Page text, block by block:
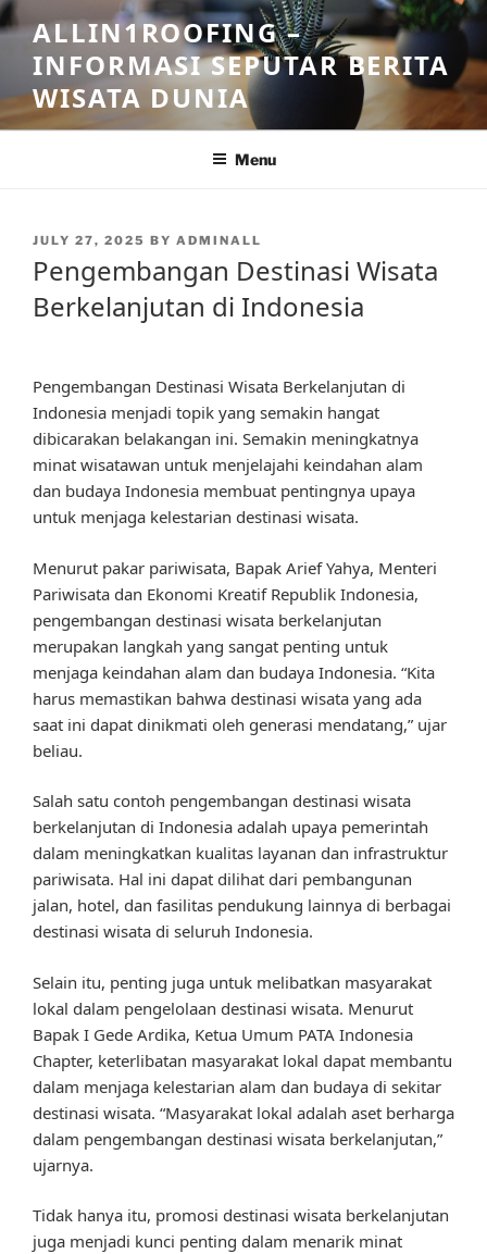
Skip
to
content
ALLIN1ROOFING –
INFORMASI SEPUTAR BERITA
WISATA DUNIA
Menu
POSTED
JULY 27, 2025 BY ADMINALL
Pengembangan Destinasi Wisata
Berkelanjutan di Indonesia
Pengembangan Destinasi Wisata Berkelanjutan di
Indonesia menjadi topik yang semakin hangat
dibicarakan belakangan ini. Semakin meningkatnya
minat wisatawan untuk menjelajahi keindahan alam
dan budaya Indonesia membuat pentingnya upaya
untuk menjaga kelestarian destinasi wisata.
Menurut pakar pariwisata, Bapak Arief Yahya, Menteri
Pariwisata dan Ekonomi Kreatif Republik Indonesia,
pengembangan destinasi wisata berkelanjutan
merupakan langkah yang sangat penting untuk
menjaga keindahan alam dan budaya Indonesia. “Kita
harus memastikan bahwa destinasi wisata yang ada
saat ini dapat dinikmati oleh generasi mendatang,” ujar
beliau.
Salah satu contoh pengembangan destinasi wisata
berkelanjutan di Indonesia adalah upaya pemerintah
dalam meningkatkan kualitas layanan dan infrastruktur
pariwisata. Hal ini dapat dilihat dari pembangunan
jalan, hotel, dan fasilitas pendukung lainnya di berbagai
destinasi wisata di seluruh Indonesia.
Selain itu, penting juga untuk melibatkan masyarakat
lokal dalam pengelolaan destinasi wisata. Menurut
Bapak I Gede Ardika, Ketua Umum PATA Indonesia
Chapter, keterlibatan masyarakat lokal dapat membantu
dalam menjaga kelestarian alam dan budaya di sekitar
destinasi wisata. “Masyarakat lokal adalah aset berharga
dalam pengembangan destinasi wisata berkelanjutan,”
ujarnya.
Tidak hanya itu, promosi destinasi wisata berkelanjutan
juga menjadi kunci penting dalam menarik minat